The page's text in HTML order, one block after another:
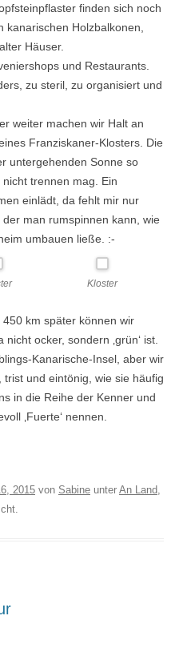
finden sich noch
Holzbalkonen,
Häuser.
und Restaurants.
zu steril, zu organisiert und
weiter machen wir Halt an
Franziskaner-Klosters. Die
untergehenden Sonne so
trennen mag. Ein
einlädt, da fehlt mir nur
man rumspinnen kann, wie
umbauen ließe. :-
Kloster
km später können wir
ocker, sondern ‚grün‘ ist.
Kanarische-Insel, aber wir
und eintönig, wie sie häufig
in die Reihe der Kenner und
‚Fuerte‘ nennen.
2015 von Sabine unter An Land,